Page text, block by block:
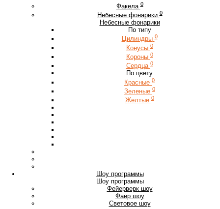
Факела 0
Небесные фонарики 0
Небесные фонарики
По типу
Цилиндры 0
Конусы 0
Короны 0
Сердца 0
По цвету
Красные 0
Зеленые 0
Желтые 0
Шоу программы
Шоу программы
Фейерверк шоу
Фаер шоу
Световое шоу